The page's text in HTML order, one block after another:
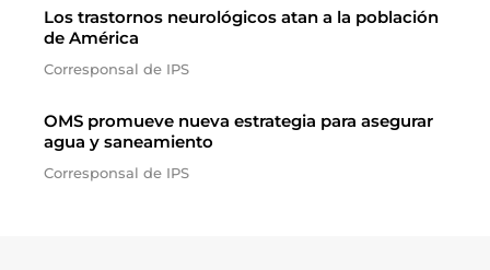
Los trastornos neurológicos atan a la población
de América
Corresponsal de IPS
OMS promueve nueva estrategia para asegurar
agua y saneamiento
Corresponsal de IPS